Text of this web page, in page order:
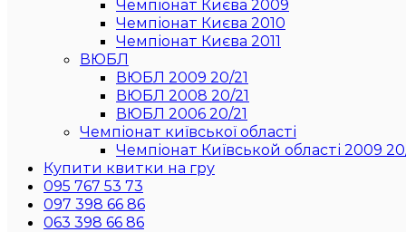
Чемпіонат Києва 2009
Чемпіонат Києва 2010
Чемпіонат Києва 2011
ВЮБЛ
ВЮБЛ 2009 20/21
ВЮБЛ 2008 20/21
ВЮБЛ 2006 20/21
Чемпіонат київської області
Чемпіонат Київськой області 2009
Купити квитки на гру
095 767 53 73
097 398 66 86
063 398 66 86